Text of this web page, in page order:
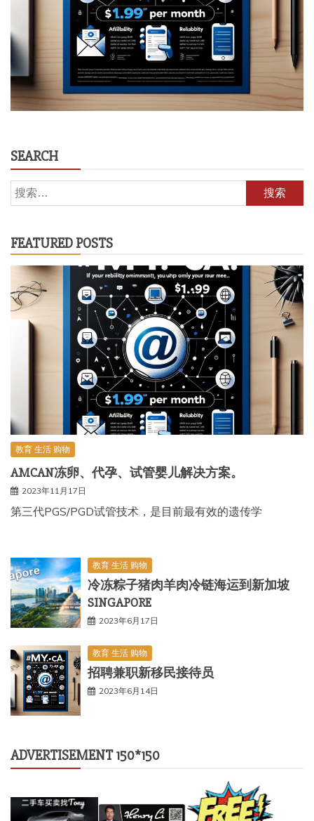
SEARCH
搜
索：
FEATURED POSTS
教育 生活 购物
AMCAN冻卵、代孕、试管婴儿解决方案。
2023年11月17日
第三代PGS/PGD试管技术，是目前最有效的遗传学
教育 生活 购物
冷冻粽子猪肉羊肉冷链海运到新加坡
SINGAPORE
2023年6月17日
教育 生活 购物
招聘兼职新移民接待员
2023年6月14日
ADVERTISEMENT 150*150